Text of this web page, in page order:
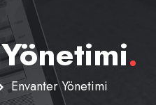
.
Envanter Yönetimi